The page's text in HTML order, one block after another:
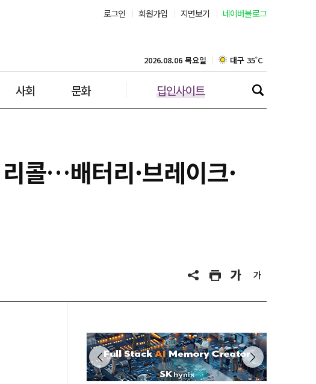
로그인 회원가입 지면보기 네이버블로그
사회 문화 딥인사이트
2026.08.06 목요일 대구 35˚C
인천 30˚C
콜…배터리·브레이크·